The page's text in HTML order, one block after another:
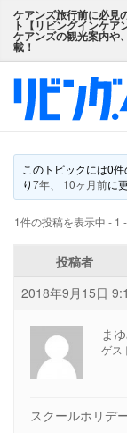
ケアンズ旅行前に必見
ト【リビングインケア
ケアンズの観光案内や
載！
このトピックには0
り7年、 10ヶ月前に
1件の投稿を表示中 - 1
投稿者
2018年9月15日
ま
ゲス
スクールホリデ